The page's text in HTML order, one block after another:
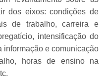
dos eixos: condições de
de trabalho, carreira e
intensificação do
informação e comunicação
horas de ensino na